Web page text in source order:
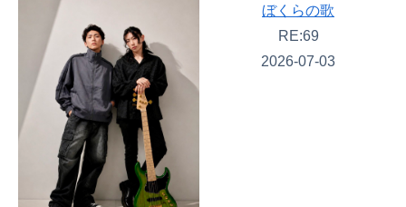
ぼくらの歌
RE:69
2026-07-03